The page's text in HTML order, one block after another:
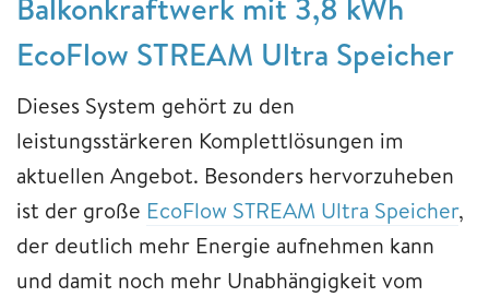
Balkonkraftwerk mit 3,8 kWh
EcoFlow STREAM Ultra Speicher
Dieses System gehört zu den
leistungsstärkeren Komplettlösungen im
aktuellen Angebot. Besonders hervorzuheben
ist der große EcoFlow STREAM Ultra Speicher,
der deutlich mehr Energie aufnehmen kann
und damit noch mehr Unabhängigkeit vom